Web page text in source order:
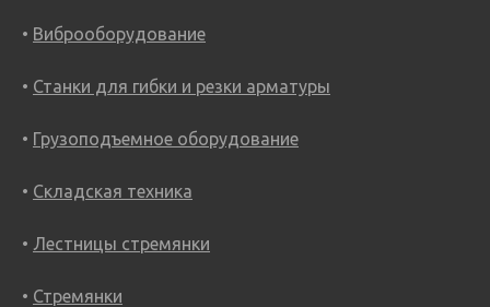
Виброоборудование
Станки для гибки и резки арматуры
Грузоподъемное оборудование
Складская техника
Лестницы стремянки
Стремянки